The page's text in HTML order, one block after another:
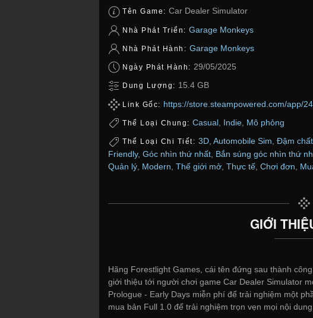
Tên Game: Car Dealer Simulator
Nhà Phát Triển: Garage Monkeys
Nhà Phát Hành: Garage Monkeys
Ngày Phát Hành: 29/05/2025
Dung Lượng: 15.4 GB
Link Gốc: https://store.steampowered.com/app/
Thể Loại Chung: Casual Indie Mô phỏng
Thể Loại Chi Tiết: 3D, Automobile Sim, Đậm
Friendly, Góc nhìn thứ nhất Bắn súng góc nhìn thứ
Quản lý Modern Thế giới mở Thực tế Chơi đơn
GIỚI
Hãng Forestlight Games, cái tên đứng sau thành
giới thiệu tới người chơi game Car Dealer Simulator
Prologue - Early Days miễn phí để trải nghiệm một
mua bản Full 1.0 để trải nghiệm trọn vẹn mọi nội